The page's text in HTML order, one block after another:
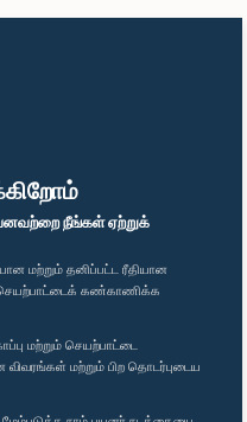
நீங்கள் ஏற்றுக்
மற்றும் தனிப்பட்ட ரீதியான
கண்காணிக்க
மற்றும் செயற்பாட்டை
விவரங்கள் மற்றும் பிற தொடர்புடைய